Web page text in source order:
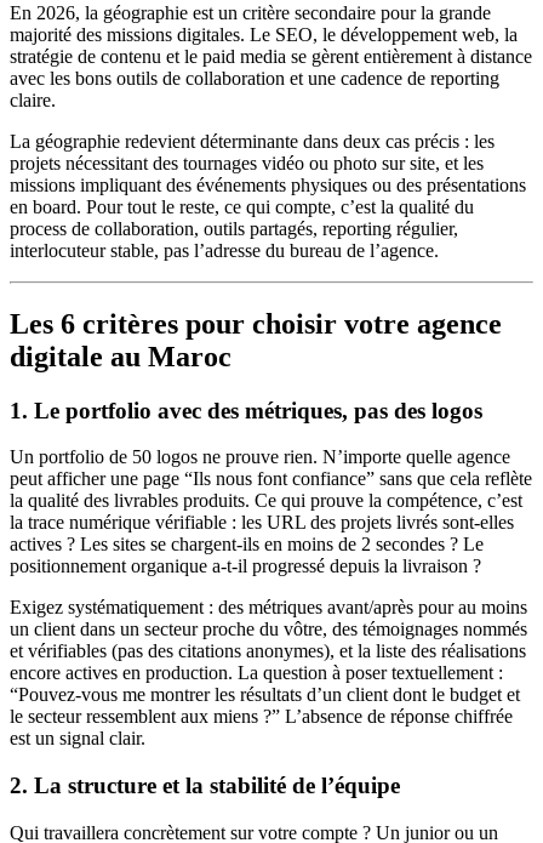
En 2026, la géographie est un critère secondaire pour la grande
majorité des missions digitales. Le SEO, le développement web, la
stratégie de contenu et le paid media se gèrent entièrement à distance
avec les bons outils de collaboration et une cadence de reporting
claire.
La géographie redevient déterminante dans deux cas précis : les
projets nécessitant des tournages vidéo ou photo sur site, et les
missions impliquant des événements physiques ou des présentations
en board. Pour tout le reste, ce qui compte, c’est la qualité du
process de collaboration, outils partagés, reporting régulier,
interlocuteur stable, pas l’adresse du bureau de l’agence.
Les 6 critères pour choisir votre agence
digitale au Maroc
1. Le portfolio avec des métriques, pas des logos
Un portfolio de 50 logos ne prouve rien. N’importe quelle agence
peut afficher une page “Ils nous font confiance” sans que cela reflète
la qualité des livrables produits. Ce qui prouve la compétence, c’est
la trace numérique vérifiable : les URL des projets livrés sont-elles
actives ? Les sites se chargent-ils en moins de 2 secondes ? Le
positionnement organique a-t-il progressé depuis la livraison ?
Exigez systématiquement : des métriques avant/après pour au moins
un client dans un secteur proche du vôtre, des témoignages nommés
et vérifiables (pas des citations anonymes), et la liste des réalisations
encore actives en production. La question à poser textuellement :
“Pouvez-vous me montrer les résultats d’un client dont le budget et
le secteur ressemblent aux miens ?” L’absence de réponse chiffrée
est un signal clair.
2. La structure et la stabilité de l’équipe
Qui travaillera concrètement sur votre compte ? Un junior ou un